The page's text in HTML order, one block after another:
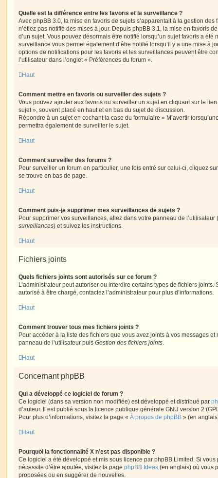
Quelle est la différence entre les favoris et la surveillance ?
Avec phpBB 3.0, la mise en favoris de sujets s’apparentait à la gestion des
n’étiez pas notifié des mises à jour. Depuis phpBB 3.1, la mise en favoris
d’un sujet. Vous pouvez désormais être notifié lorsqu’un sujet favoris a été
surveillance vous permet également d’être notifié lorsqu’il y a une mise à
options de notifications pour les favoris et les surveillances peuvent être
l’utilisateur dans l’onglet « Préférences du forum ».
Haut
Comment mettre en favoris ou surveiller des sujets ?
Vous pouvez ajouter aux favoris ou surveiller un sujet en cliquant sur le
sujet », souvent placé en haut et en bas du sujet de discussion.
Répondre à un sujet en cochant la case du formulaire « M’avertir
permettra également de surveiller le sujet.
Haut
Comment surveiller des forums ?
Pour surveiller un forum en particulier, une fois entré sur celui-ci, cliquez
se trouve en bas de page.
Haut
Comment puis-je supprimer mes surveillances de sujets ?
Pour supprimer vos surveillances, allez dans votre panneau de
surveillances) et suivez les instructions.
Haut
Fichiers joints
Quels fichiers joints sont autorisés sur ce forum ?
L’administrateur peut autoriser ou interdire certains types de fichiers joints.
autorisé à être chargé, contactez l’administrateur pour plus d’informations.
Haut
Comment trouver tous mes fichiers joints ?
Pour accéder à la liste des fichiers que vous avez joints à vos messages
panneau de l’utilisateur puis Gestion des fichiers joints.
Haut
Concernant phpBB
Qui a développé ce logiciel de forum ?
Ce logiciel (dans sa version non modifiée) est développé et distribué par
d’auteur. Il est publié sous la licence publique générale GNU version 2
Pour plus d’informations, visitez la page « À propos de phpBB » (en
Haut
Pourquoi la fonctionnalité X n’est pas disponible ?
Ce logiciel a été développé et mis sous licence par phpBB Limited. Si vous
nécessite d’être ajoutée, visitez la page phpBB Ideas (en anglais) où vous
proposées ou en suggérer de nouvelles.